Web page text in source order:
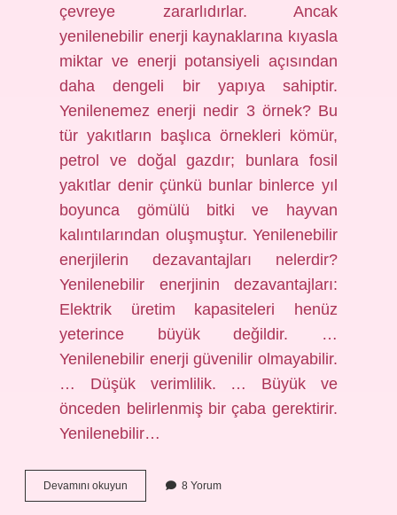
çevreye zararlıdırlar. Ancak
yenilenebilir enerji kaynaklarına kıyasla
miktar ve enerji potansiyeli açısından
daha dengeli bir yapıya sahiptir.
Yenilenemez enerji nedir 3 örnek? Bu
tür yakıtların başlıca örnekleri kömür,
petrol ve doğal gazdır; bunlara fosil
yakıtlar denir çünkü bunlar binlerce yıl
boyunca gömülü bitki ve hayvan
kalıntılarından oluşmuştur. Yenilenebilir
enerjilerin dezavantajları nelerdir?
Yenilenebilir enerjinin dezavantajları:
Elektrik üretim kapasiteleri henüz
yeterince büyük değildir. …
Yenilenebilir enerji güvenilir olmayabilir.
… Düşük verimlilik. … Büyük ve
önceden belirlenmiş bir çaba gerektirir.
Yenilenebilir…
Devamını okuyun Yenilenemez
Enerjinin
8 Yorum